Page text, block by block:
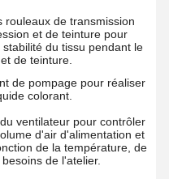
rouleaux de transmission
et de teinture pour
du tissu pendant le
de teinture.
de pompage pour réaliser
colorant.
ventilateur pour contrôler
d'air d'alimentation et
de la température, de
de l'atelier.